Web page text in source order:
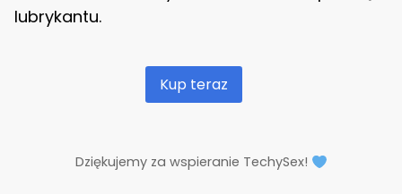
lubrykantu.
Kup teraz
Dziękujemy za wspieranie TechySex!